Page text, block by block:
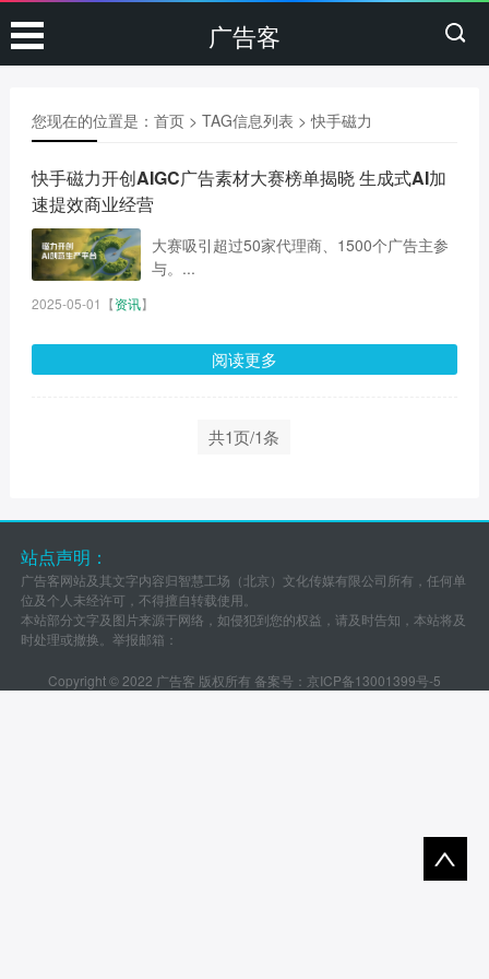
广告客
您现在的位置是： 首页> TAG信息列表 > 快手磁力
快手磁力开创AIGC广告素材大赛榜单揭晓 生成式AI加
速提效商业经营
大赛吸引超过50家代理商、1500个广告主参
与。...
2025-05-01 【资讯】
阅读更多
共1页/1条
站点声明：
广告客网站及其文字内容归智慧工场（北京）文化传媒有限公司所有，任何单
位及个人未经许可，不得擅自转载使用。
本站部分文字及图片来源于网络，如侵犯到您的权益，请及时告知，本站将及
时处理或撤换。举报邮箱：
Copyright © 2022 广告客 版权所有 备案号： 京ICP备13001399号-5